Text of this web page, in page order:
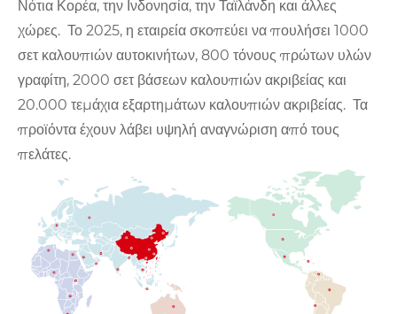
Νότια Κορέα, την Ινδονησία, την Ταϊλάνδη και άλλες
χώρες. Το 2025, η εταιρεία σκοπεύει να πουλήσει 1000
σετ καλουπιών αυτοκινήτων, 800 τόνους πρώτων υλών
γραφίτη, 2000 σετ βάσεων καλουπιών ακριβείας και
20.000 τεμάχια εξαρτημάτων καλουπιών ακριβείας. Τα
προϊόντα έχουν λάβει υψηλή αναγνώριση από τους
πελάτες.